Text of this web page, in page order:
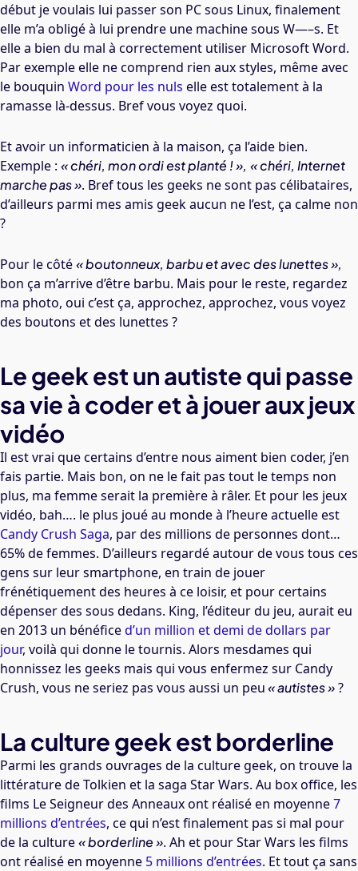
début je voulais lui passer son PC sous Linux, finalement
elle m’a obligé à lui prendre une machine sous W—–s. Et
elle a bien du mal à correctement utiliser Microsoft Word.
Par exemple elle ne comprend rien aux styles, même avec
le bouquin Word pour les nuls elle est totalement à la
ramasse là-dessus. Bref vous voyez quoi.
Et avoir un informaticien à la maison, ça l’aide bien.
Exemple : « chéri, mon ordi est planté ! », « chéri, Internet
marche pas ». Bref tous les geeks ne sont pas célibataires,
d’ailleurs parmi mes amis geek aucun ne l’est, ça calme non
?
Pour le côté« boutonneux, barbu et avec des lunettes »,
bon ça m’arrive d’être barbu. Mais pour le reste, regardez
ma photo, oui c’est ça, approchez, approchez, vous voyez
des boutons et des lunettes ?
Le geek est un autiste qui passe
sa vie à coder et à jouer aux jeux
vidéo
Il est vrai que certains d’entre nous aiment bien coder, j’en
fais partie. Mais bon, on ne le fait pas tout le temps non
plus, ma femme serait la première à râler. Et pour les jeux
vidéo, bah…. le plus joué au monde à l’heure actuelle est
Candy Crush Saga, par des millions de personnes dont…
65% de femmes. D’ailleurs regardé autour de vous tous ces
gens sur leur smartphone, en train de jouer
frénétiquement des heures à ce loisir, et pour certains
dépenser des sous dedans. King, l’éditeur du jeu, aurait eu
en 2013 un bénéficed’un million et demi de dollars par
jour, voilà qui donne le tournis. Alors mesdames qui
honnissez les geeks mais qui vous enfermez sur Candy
Crush, vous ne seriez pas vous aussi un peu« autistes »?
La culture geek est borderline
Parmi les grands ouvrages de la culture geek, on trouve la
littérature de Tolkien et la saga Star Wars. Au box office, les
films Le Seigneur des Anneaux ont réalisé en moyenne7
millions d’entrées, ce qui n’est finalement pas si mal pour
de la culture« borderline ». Ah et pour Star Wars les films
ont réalisé en moyenne 5 millions d’entrées. Et tout ça sans